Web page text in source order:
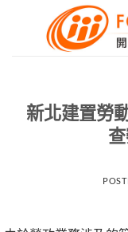
新北建置勞